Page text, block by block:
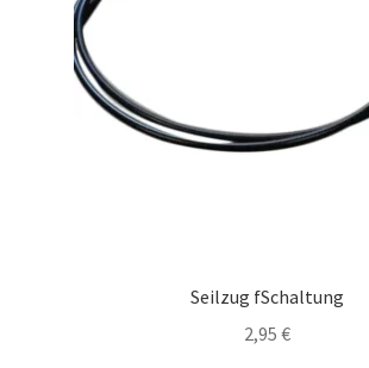
Seilzug fSchaltung
2,95 €